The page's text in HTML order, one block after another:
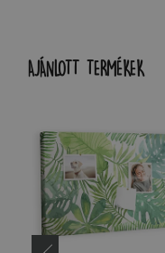
AJÁNLOTT TERMÉKEK